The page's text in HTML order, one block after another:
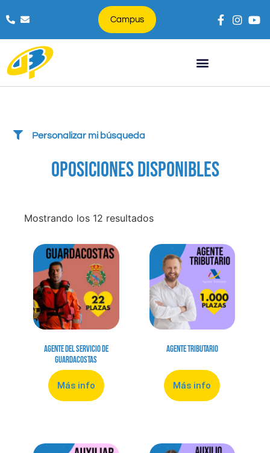
Campus
Personalizar mi búsqueda
OPOSICIONES DISPONIBLES
Mostrando los 12 resultados
Agente del Servicio de
Guardacostas
Más info
Agente Tributario
Más info